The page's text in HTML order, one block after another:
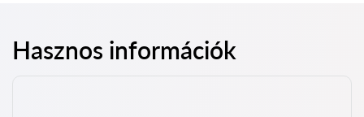
Hasznos információk